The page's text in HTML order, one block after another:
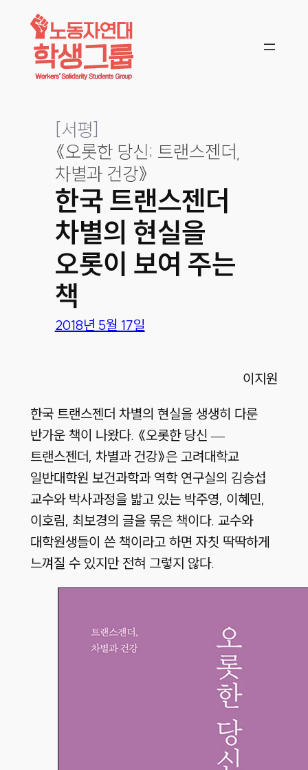
콘텐츠로
바로가기
[서평]
《오롯한 당신; 트랜스젠더,
차별과 건강》
한국 트랜스젠더
차별의 현실을
오롯이 보여 주는
책
2018년 5월 17일
이지원
한국 트랜스젠더 차별의 현실을 생생히 다룬
반가운 책이 나왔다. 《오롯한 당신 —
트랜스젠더, 차별과 건강》은 고려대학교
일반대학원 보건과학과 역학 연구실의 김승섭
교수와 박사과정을 밟고 있는 박주영, 이혜민,
이호림, 최보경의 글을 묶은 책이다. 교수와
대학원생들이 쓴 책이라고 하면 자칫 딱딱하게
느껴질 수 있지만 전혀 그렇지 않다.